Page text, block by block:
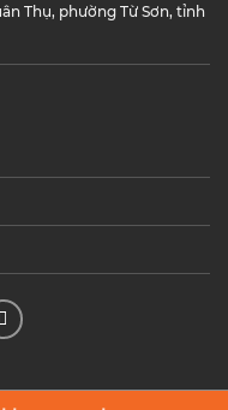
Thụ, phường Từ Sơn, tỉnh